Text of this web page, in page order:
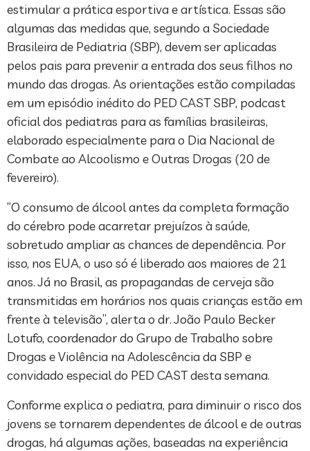
estimular a prática esportiva e artística. Essas são
algumas das medidas que, segundo a Sociedade
Brasileira de Pediatria (SBP), devem ser aplicadas
pelos pais para prevenir a entrada dos seus filhos no
mundo das drogas. As orientações estão compiladas
em um episódio inédito do PED CAST SBP, podcast
oficial dos pediatras para as famílias brasileiras,
elaborado especialmente para o Dia Nacional de
Combate ao Alcoolismo e Outras Drogas (20 de
fevereiro).
“O consumo de álcool antes da completa formação
do cérebro pode acarretar prejuízos à saúde,
sobretudo ampliar as chances de dependência. Por
isso, nos EUA, o uso só é liberado aos maiores de 21
anos. Já no Brasil, as propagandas de cerveja são
transmitidas em horários nos quais crianças estão em
frente à televisão”, alerta o dr. João Paulo Becker
Lotufo, coordenador do Grupo de Trabalho sobre
Drogas e Violência na Adolescência da SBP e
convidado especial do PED CAST desta semana.
Conforme explica o pediatra, para diminuir o risco dos
jovens se tornarem dependentes de álcool e de outras
drogas, há algumas ações, baseadas na experiência